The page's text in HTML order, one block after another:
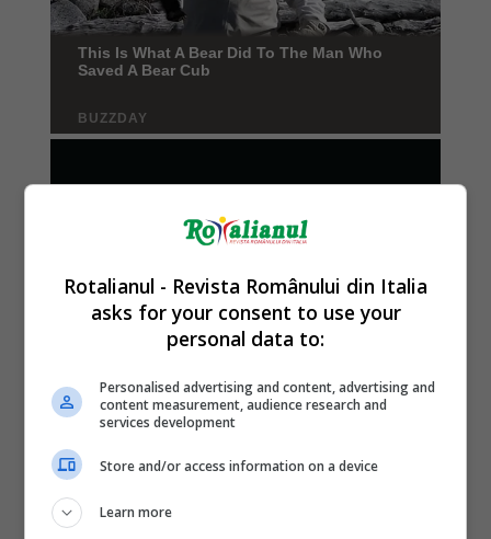
Rotalianul - Revista Românului din Italia
asks for your consent to use your
personal data to:
Personalised advertising and content, advertising and
content measurement, audience research and
services development
Store and/or access information on a device
Learn more